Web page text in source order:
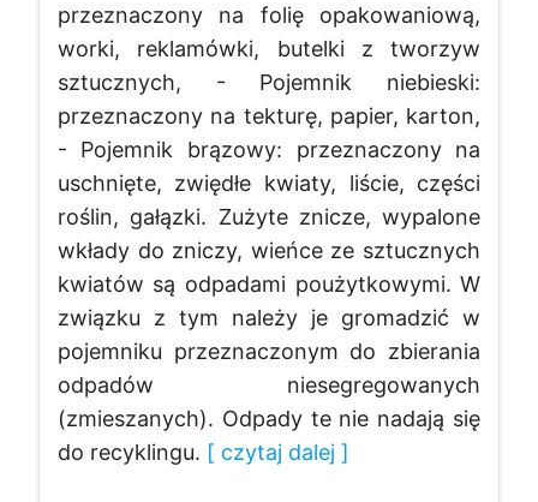
przeznaczony na folię opakowaniową,
worki, reklamówki, butelki z tworzyw
sztucznych, - Pojemnik niebieski:
przeznaczony na tekturę, papier, karton,
- Pojemnik brązowy: przeznaczony na
uschnięte, zwiędłe kwiaty, liście, części
roślin, gałązki. Zużyte znicze, wypalone
wkłady do zniczy, wieńce ze sztucznych
kwiatów są odpadami poużytkowymi. W
związku z tym należy je gromadzić w
pojemniku przeznaczonym do zbierania
odpadów niesegregowanych
(zmieszanych). Odpady te nie nadają się
do recyklingu. [ czytaj dalej ]